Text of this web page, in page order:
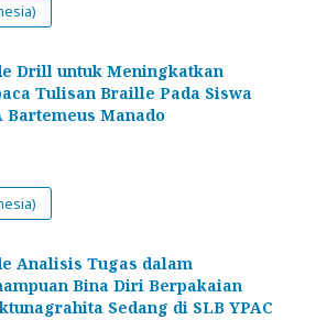
Drill untuk Meningkatkan
Tulisan Braille Pada Siswa
Bartemeus Manado
Analisis Tugas dalam
Bina Diri Berpakaian
Sedang di SLB YPAC